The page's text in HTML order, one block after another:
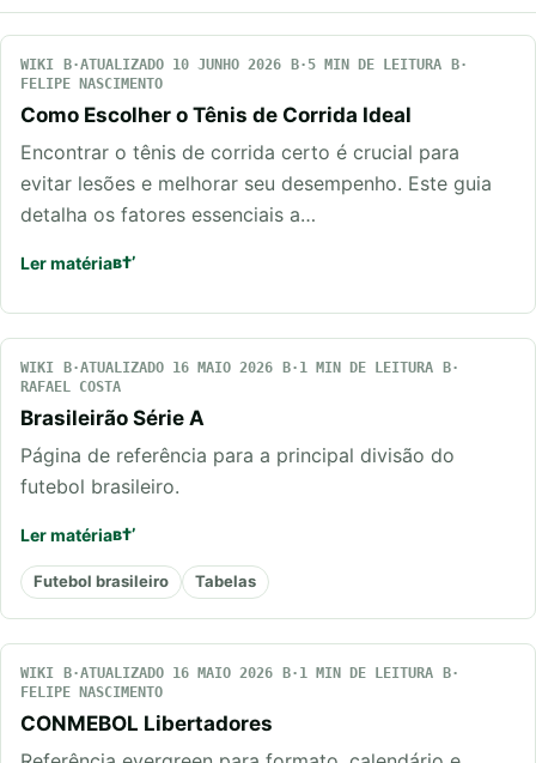
WIKI ATUALIZADO 10 JUNHO 2026
5 MIN DE LEITURA
FELIPE NASCIMENTO
Como Escolher o Tênis de Corrida Ideal
Encontrar o tênis de corrida certo é crucial para
evitar lesões e melhorar seu desempenho. Este guia
detalha os fatores essenciais a…
Ler matéria
WIKI ATUALIZADO 16 MAIO 2026
1 MIN DE LEITURA
RAFAEL COSTA
Brasileirão Série A
Página de referência para a principal divisão do
futebol brasileiro.
Ler matéria
Futebol brasileiro Tabelas
WIKI ATUALIZADO 16 MAIO 2026
1 MIN DE LEITURA
FELIPE NASCIMENTO
CONMEBOL Libertadores